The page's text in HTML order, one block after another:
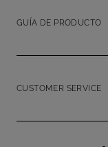
GUÍA DE PRODUCTO
CUSTOMER SERVICE